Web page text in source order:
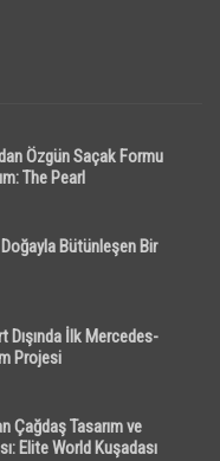
Özgün Saçak Formu
The Pearl
Bütünleşen Bir
Dışında İlk Mercedes-
Projesi
Çağdaş Tasarım ve
Elite World Kuşadası